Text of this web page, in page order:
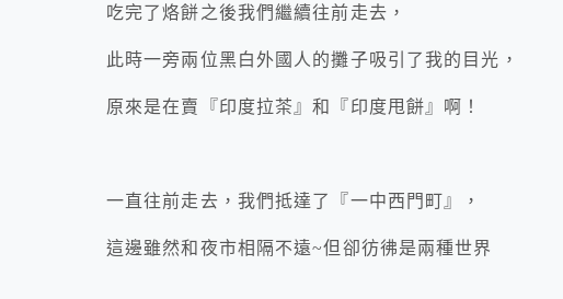
吃完了烙餅之後我們繼續往前走去，
此時一旁兩位黑白外國人的攤子吸引了我的目光，
原來是在賣『印度拉茶』和『印度甩餅』啊！
一直往前走去，我們抵達了『一中西門町』，
這邊雖然和夜市相隔不遠~但卻彷彿是兩種世界